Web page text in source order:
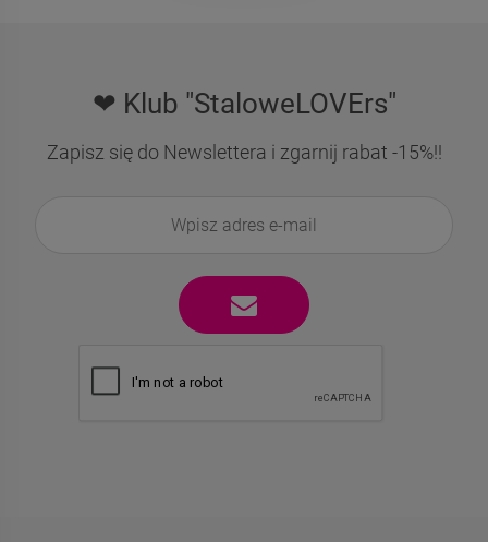
❤ Klub "StaloweLOVErs"
Zapisz się do Newslettera i zgarnij rabat -15%!!